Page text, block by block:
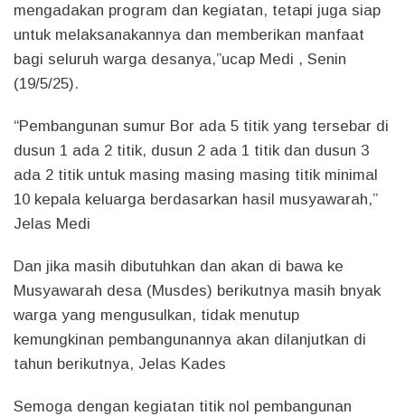
mengadakan program dan kegiatan, tetapi juga siap
untuk melaksanakannya dan memberikan manfaat
bagi seluruh warga desanya,”ucap Medi , Senin
(19/5/25).
“Pembangunan sumur Bor ada 5 titik yang tersebar di
dusun 1 ada 2 titik, dusun 2 ada 1 titik dan dusun 3
ada 2 titik untuk masing masing masing titik minimal
10 kepala keluarga berdasarkan hasil musyawarah,”
Jelas Medi
Dan jika masih dibutuhkan dan akan di bawa ke
Musyawarah desa (Musdes) berikutnya masih bnyak
warga yang mengusulkan, tidak menutup
kemungkinan pembangunannya akan dilanjutkan di
tahun berikutnya, Jelas Kades
Semoga dengan kegiatan titik nol pembangunan